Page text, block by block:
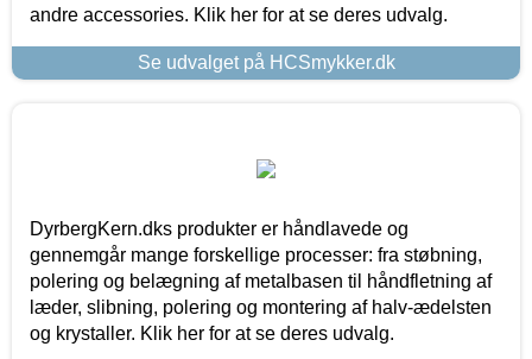
andre accessories. Klik her for at se deres udvalg.
Se udvalget på HCSmykker.dk
DyrbergKern.dks produkter er håndlavede og
gennemgår mange forskellige processer: fra støbning,
polering og belægning af metalbasen til håndfletning af
læder, slibning, polering og montering af halv-ædelsten
og krystaller. Klik her for at se deres udvalg.